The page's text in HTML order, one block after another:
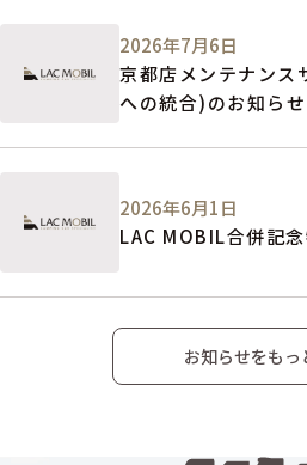
2026年7月6日
京都店メンテナンス
への統合)のお知らせ
2026年6月1日
LAC MOBIL合併記
お知らせをもっ